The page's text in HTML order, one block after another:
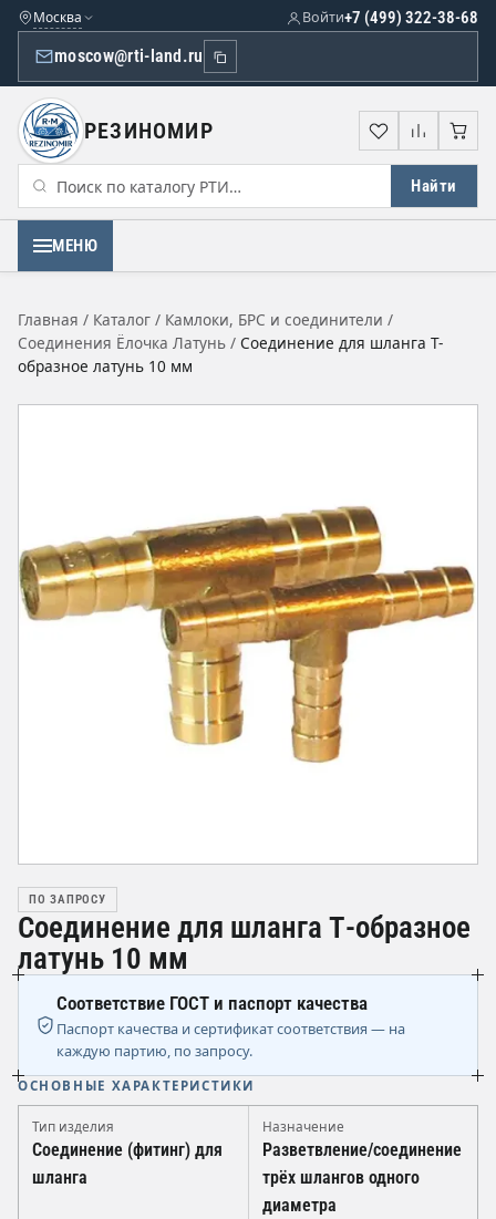
Москва
moscow@rti-land.ru
+7 (499) 322-38-68
Войти
РЕЗИНОМИР
Найти
Избранное
МЕНЮ
Главная / Каталог / Камлоки, БРС и соединители /
Соединения Ёлочка Латунь / Соединение для шланга Т-
образное латунь 10 мм
ПО ЗАПРОСУ
Соединение для шланга Т-образное
латунь 10 мм
Соответствие ГОСТ и паспорт качества
Паспорт качества и сертификат соответствия — на
каждую партию, по запросу.
ОСНОВНЫЕ ХАРАКТЕРИСТИКИ
Тип изделия
Соединение (фитинг) для
шланга
Назначение
Разветвление/соединение
трёх шлангов одного
диаметра